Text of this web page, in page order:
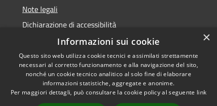
Note legali
Dichiarazione di accessibilità
Accessibilità
Privacy
Copyright © 2026 • Comune di
Villaspeciosa • Powered by
Municipium•Accesso
×
Informazioni sui cookie
Questo sito web utilizza cookie tecnici e assimilati strettamente
necessari al corretto funzionamento e alla navigazione del sito,
nonché un cookie tecnico analitico al solo fine di elaborare
informazioni statistiche, aggregate e anonime.
Per maggiori dettagli, può consultare la cookie policy al seguente link